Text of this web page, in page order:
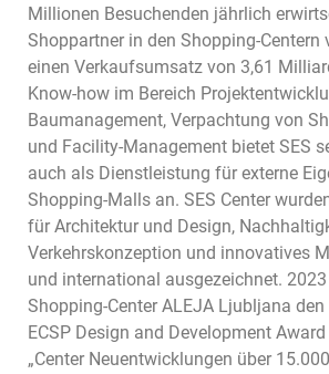
Millionen Besuchenden jährlich
Shoppartner in den Shopping-Centern
einen Verkaufsumsatz von 3,61
Know-how im Bereich
Baumanagement, Verpachtung von
und Facility-Management bietet SES
auch als Dienstleistung für externe
Shopping-Malls an. SES Center
für Architektur und Design,
Verkehrskonzeption und innovatives
und international ausgezeichnet.
Shopping-Center ALEJA Ljubljana
ECSP Design and Development
„Center Neuentwicklungen über